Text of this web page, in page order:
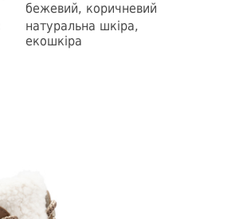
бежевий, коричневий
натуральна шкіра,
екошкіра